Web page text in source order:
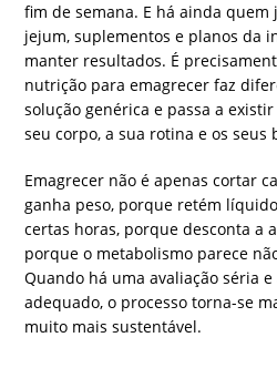
fim de semana. E há ainda
jejum, suplementos e planos da
manter resultados. É
nutrição para emagrecer faz
solução genérica e passa a
seu corpo, a sua rotina e os seus
Emagrecer não é apenas cortar
ganha peso, porque retém
certas horas, porque desconta a
porque o metabolismo parece
Quando há uma avaliação séria
adequado, o processo torna-se
muito mais sustentável.